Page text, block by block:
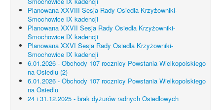
Planowana XXVIII Sesja Rady Osiedla Krzyżowniki-
Smochowice IX kadencji
Planowana XXVII Sesja Rady Osiedla Krzyżowniki-
Smochowice IX kadencji
Planowana XXVI Sesja Rady Osiedla Krzyżowniki-
Smochowice IX kadencji
6.01.2026 - Obchody 107 rocznicy Powstania Wielkopolskiego
na Osiedlu (2)
6.01.2026 - Obchody 107 rocznicy Powstania Wielkopolskiego
na Osiedlu
24 i 31.12.2025 - brak dyżurów radnych Osiedlowych